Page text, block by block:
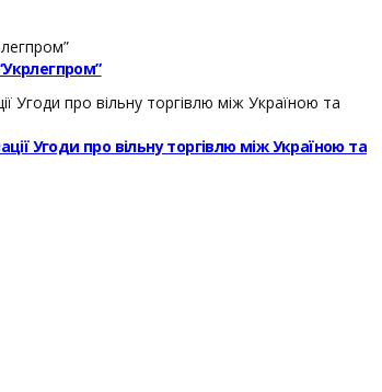
Угоди про вільну торгівлю між Україною та